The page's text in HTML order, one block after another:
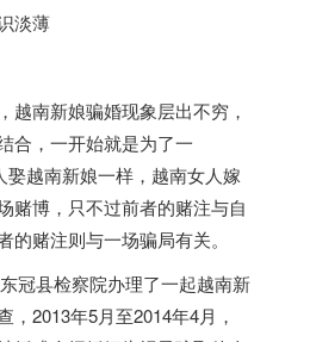
淡薄
越南新娘骗婚现象层出不穷，
合，一开始就是为了一
娶越南新娘一样， 越南女人嫁
赌博，只不过前者的赌注与自
的赌注则与一场骗局有关。
冠县检察院办理了一起越南新
，2013年5月至2014年4月，